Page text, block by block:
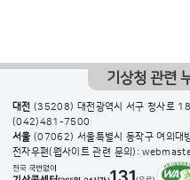
기상청 관련
대전 (35208) 대전광역시 서구 청사로
(042)481-7500
서울 (07062) 서울특별시 동작구 여의
전자우편(웹사이트 관련 문의):